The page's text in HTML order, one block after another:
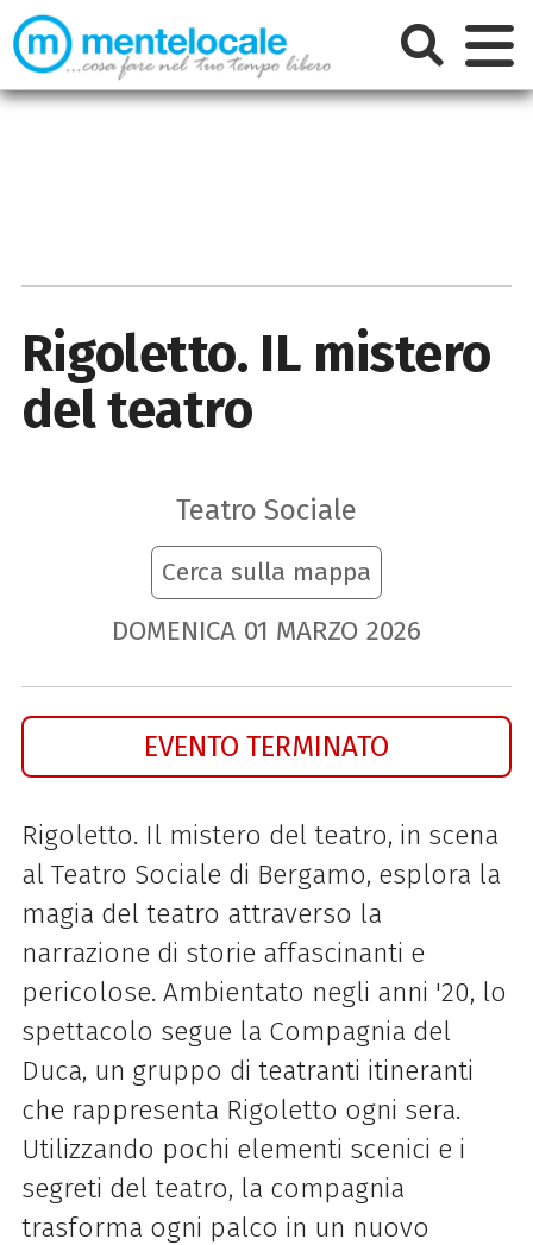
Rigoletto. IL mistero
del teatro
Teatro Sociale
Cerca sulla mappa
DOMENICA 01 MARZO 2026
EVENTO TERMINATO
Rigoletto. Il mistero del teatro, in scena
al Teatro Sociale di Bergamo, esplora la
magia del teatro attraverso la
narrazione di storie affascinanti e
pericolose. Ambientato negli anni '20, lo
spettacolo segue la Compagnia del
Duca, un gruppo di teatranti itineranti
che rappresenta Rigoletto ogni sera.
Utilizzando pochi elementi scenici e i
segreti del teatro, la compagnia
trasforma ogni palco in un nuovo